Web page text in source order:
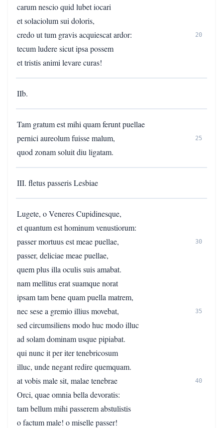
carum nescio quid lubet iocari
et solaciolum sui doloris,
credo ut tum gravis acquiescat ardor:
20
tecum ludere sicut ipsa possem
et tristis animi levare curas!
IIb.
Tam gratum est mihi quam ferunt puellae
pernici aureolum fuisse malum,
25
quod zonam soluit diu ligatam.
III. fletus passeris Lesbiae
Lugete, o Veneres Cupidinesque,
et quantum est hominum venustiorum:
passer mortuus est meae puellae,
30
passer, deliciae meae puellae,
quem plus illa oculis suis amabat.
nam mellitus erat suamque norat
ipsam tam bene quam puella matrem,
nec sese a gremio illius movebat,
35
sed circumsiliens modo huc modo illuc
ad solam dominam usque pipiabat.
qui nunc it per iter tenebricosum
illuc, unde negant redire quemquam.
at vobis male sit, malae tenebrae
40
Orci, quae omnia bella devoratis:
tam bellum mihi passerem abstulistis
o factum male! o miselle passer!